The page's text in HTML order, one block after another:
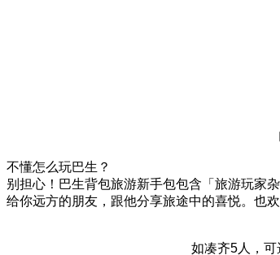
不懂怎么玩巴生？
别担心！巴生背包旅游新手包包含「旅游玩家
给你远方的朋友，跟他分享旅途中的喜悦。也
如凑齐5人，